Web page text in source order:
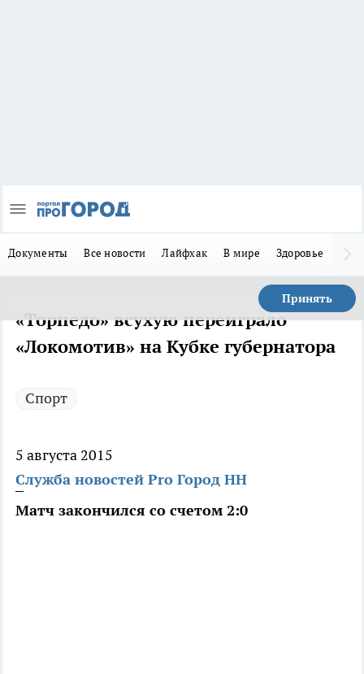
Документы Все новости Лайфхак В мире Здоровье
Принять
«Торпедо» всухую переиграло
«Локомотив» на Кубке губернатора
Спорт
5 августа 2015
Служба новостей Pro Город НН
Матч закончился со счетом 2:0